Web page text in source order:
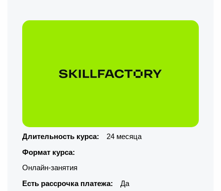
Длительность курса:
24 месяца
Формат курса:
Онлайн-занятия
Есть рассрочка платежа:
Да